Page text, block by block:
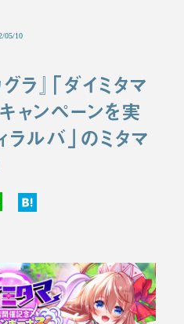
05/10
ラ』「ダイミタマ
ャンペーンを実
ラルバ」のミタマ